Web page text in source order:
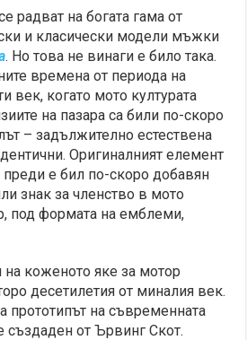
радват на богата гама от
и класически модели мъжки
. Но това не винаги е било така.
времена от периода на
век, когато мото културата
на пазара са били по-скоро
– задължително естествена
Оригиналният елемент
е бил по-скоро добавян
знак за членство в мото
под формата на емблеми,
на коженото яке за мотор
десетилетия от миналия век.
прототипът на съвременната
създаден от Ървинг Скот.